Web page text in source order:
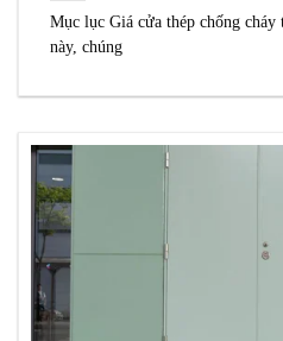
Mục lục Giá cửa thép chống
này, chúng